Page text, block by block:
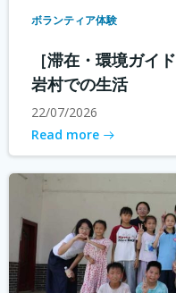
ボランティア体験
［滞在・環境ガイ
岩村での生活
22/07/2026
Read more